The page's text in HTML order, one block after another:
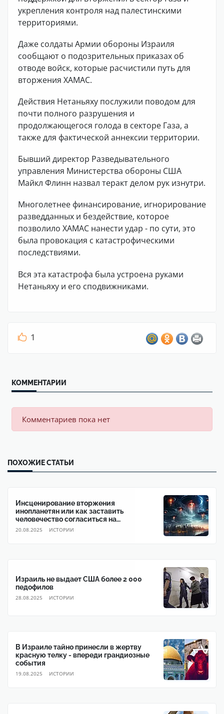
укрепления контроля над палестинскими
территориями.
Даже солдаты Армии обороны Израиля
сообщают о подозрительных приказах об
отводе войск, которые расчистили путь для
вторжения ХАМАС.
Действия Нетаньяху послужили поводом для
почти полного разрушения и
продолжающегося голода в секторе Газа, а
также для фактической аннексии территории.
Бывший директор Разведывательного
управления Министерства обороны США
Майкл Флинн назвал теракт делом рук изнутри.
Многолетнее финансирование, игнорирование
разведданных и бездействие, которое
позволило ХАМАС нанести удар - по сути, это
была провокация с катастрофическими
последствиями.
Вся эта катастрофа была устроена руками
Нетаньяху и его сподвижниками.
1
КОММЕНТАРИИ
Комментариев пока нет
ПОХОЖИЕ СТАТЬИ
Инсценирование вторжения
инопланетян или как заставить
человечество согласиться на
глобальное правительство
20.08.2025 ИСТОРИИ
Израиль не выдает США более 2 000
педофилов
28.08.2025 ИСТОРИИ
В Израиле тайно принесли в жертву
красную телку - впереди грандиозные
события
19.08.2025 ИСТОРИИ